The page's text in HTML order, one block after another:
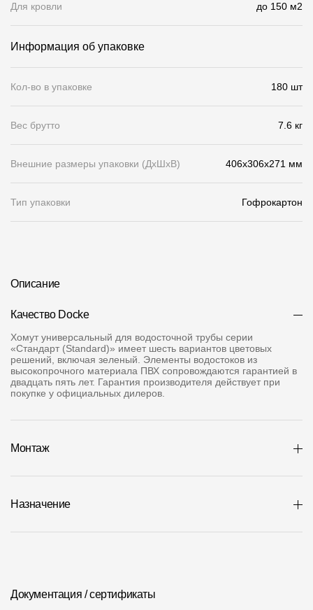
Компания
Контроль качества кровли
Отправка рекламации
B2B
Отзывы
Где купить?
8 800 100 71 45
Адрес
Пн-Пт - 10-19
Для кровли до 150 м2
Информация об упаковке
Кол-во в упаковке 180 шт
Вес брутто 7.6 кг
Внешние размеры упаковки (ДхШхВ) 406x306x271 мм
Тип упаковки Гофрокартон
Описание
Качество Docke
Хомут универсальный для водосточной трубы серии
«Стандарт (Standard)» имеет шесть вариантов цветовых
решений, включая зеленый. Элементы водостоков из
высокопрочного материала ПВХ сопровождаются гарантией в
двадцать пять лет. Гарантия производителя действует при
покупке у официальных дилеров.
Монтаж
Назначение
Документация / сертификаты